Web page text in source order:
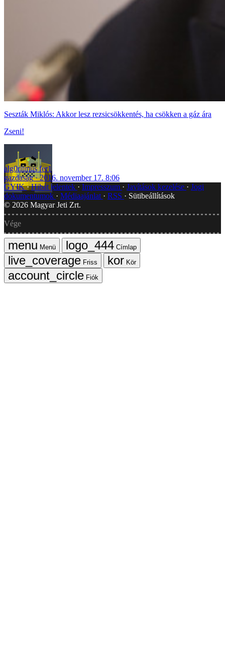
Seszták Miklós: Akkor lesz rezsicsökkentés, ha csökken a gáz ára
Zseni!
alg0ritmus fer1
gazdaság
2016. november 17. 8:06
GYIK Hibát jelentek Impresszum Javítások kezelése
Jogi
dokumentumok
Médiaajánlat RSS
Sütibeállítások
© 2026 Magyar Jeti Zrt.
Vége
Menü
Címlap
Friss
Kör
Fiók